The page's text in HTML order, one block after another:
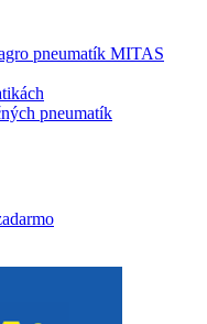
pneumatík MITAS
pneumatík